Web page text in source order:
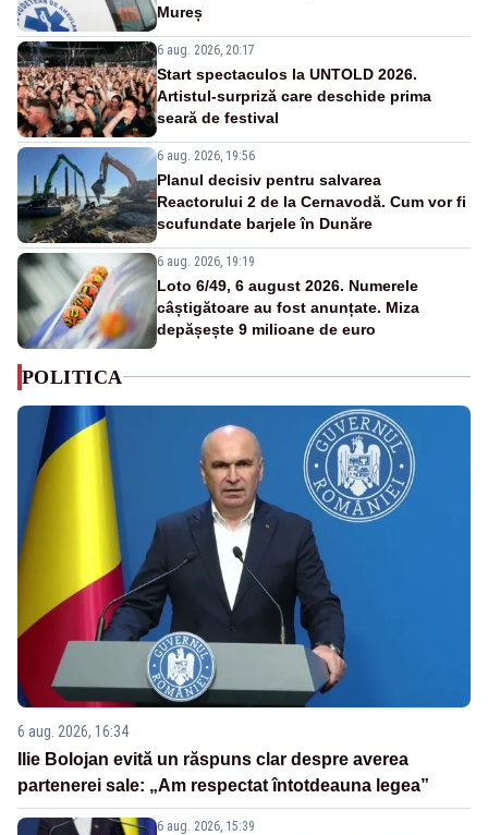
Mureș
6 aug. 2026, 20:17
Start spectaculos la UNTOLD 2026.
Artistul-surpriză care deschide prima
seară de festival
6 aug. 2026, 19:56
Planul decisiv pentru salvarea
Reactorului 2 de la Cernavodă. Cum vor fi
scufundate barjele în Dunăre
6 aug. 2026, 19:19
Loto 6/49, 6 august 2026. Numerele
câștigătoare au fost anunțate. Miza
depășește 9 milioane de euro
POLITICA
6 aug. 2026, 16:34
Ilie Bolojan evită un răspuns clar despre averea
partenerei sale: „Am respectat întotdeauna legea”
6 aug. 2026, 15:39